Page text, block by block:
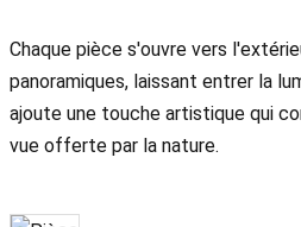
Chaque pièce s'ouvre vers
panoramiques, laissant entrer la
ajoute une touche artistique qui
vue offerte par la nature.